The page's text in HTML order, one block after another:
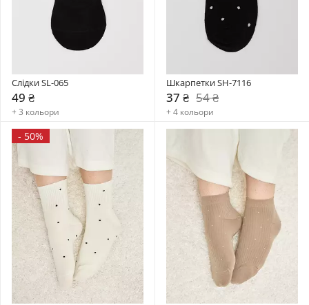
Слідки SL-065
49 ₴
+ 3 кольори
Шкарпетки SH-7116
37 ₴ 54 ₴
+ 4 кольори
- 50%